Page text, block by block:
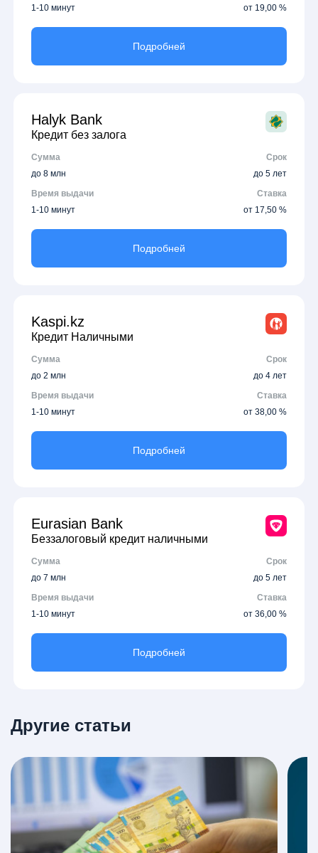
1-10 минут от 19,00 %
Подробней
Halyk Bank
Кредит без залога
Сумма
Срок
до 8 млн
до 5 лет
Время выдачи
Ставка
1-10 минут
от 17,50 %
Подробней
Kaspi.kz
Кредит Наличными
Сумма
Срок
до 2 млн
до 4 лет
Время выдачи
Ставка
1-10 минут
от 38,00 %
Подробней
Eurasian Bank
Беззалоговый кредит наличными
Сумма
Срок
до 7 млн
до 5 лет
Время выдачи
Ставка
1-10 минут
от 36,00 %
Подробней
Другие статьи